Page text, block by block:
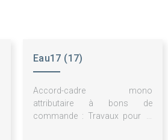
Eau17 (17)
Accord-cadre mono
attributaire à bons de
commande : Travaux pour la